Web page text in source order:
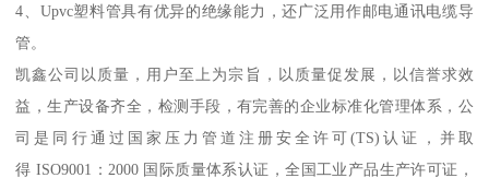
4、Upvc塑料管具有优异的绝缘能力，还广泛用作邮电通讯电缆导
管。
凯鑫公司以质量，用户至上为宗旨，以质量促发展，以信誉求效
益，生产设备齐全，检测手段，有完善的企业标准化管理体系，公
司是同行通过国家压力管道注册安全许可(TS)认证，并取
得 ISO9001：2000 国际质量体系认证，全国工业产品生产许可证，